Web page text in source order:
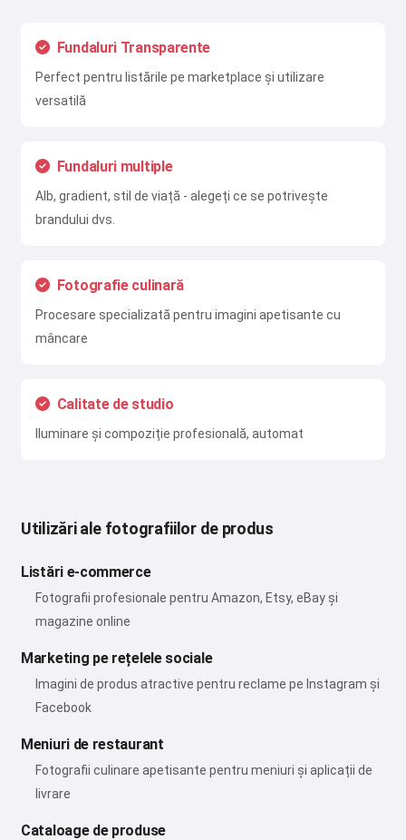
Fundaluri Transparente
Perfect pentru listările pe marketplace și utilizare
versatilă
Fundaluri multiple
Alb, gradient, stil de viață - alegeți ce se potrivește
brandului dvs.
Fotografie culinară
Procesare specializată pentru imagini apetisante cu
mâncare
Calitate de studio
Iluminare și compoziție profesională, automat
Utilizări ale fotografiilor de produs
Listări e-commerce
Fotografii profesionale pentru Amazon, Etsy, eBay și
magazine online
Marketing pe rețelele sociale
Imagini de produs atractive pentru reclame pe Instagram și
Facebook
Meniuri de restaurant
Fotografii culinare apetisante pentru meniuri și aplicații de
livrare
Cataloage de produse